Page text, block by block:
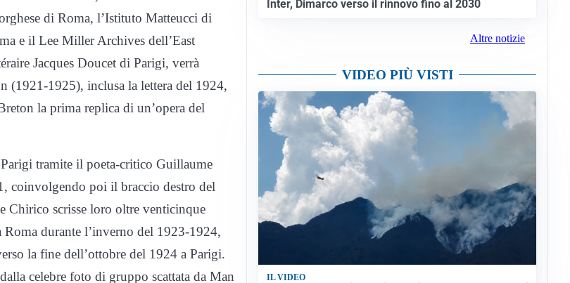
di Roma, l’Istituto Matteucci di
e il Lee Miller Archives dell’East
Jacques Doucet di Parigi, verrà
(1921-1925), inclusa la lettera del 1924,
la prima replica di un’opera del
tramite il poeta-critico Guillaume
coinvolgendo poi il braccio destro del
Chirico scrisse loro oltre venticinque
durante l’inverno del 1923-1924,
la fine dell’ottobre del 1924 a Parigi.
celebre foto di gruppo scattata da Man
Inter, Dimarco verso il rinnovo fino al 2030
Altre notizie
VIDEO PIÙ VISTI
IL VIDEO